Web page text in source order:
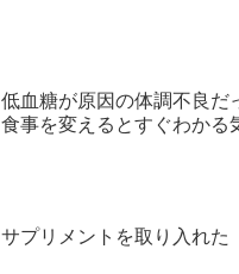
低血糖が原因の体調不良だ
食事を変えるとすぐわかる
サプリメントを取り入れた